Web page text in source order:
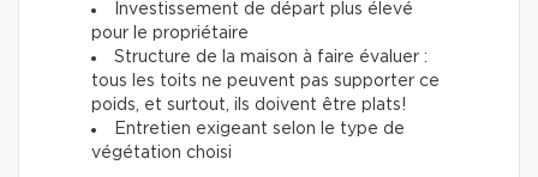
Investissement de départ plus élevé
pour le propriétaire
Structure de la maison à faire évaluer :
tous les toits ne peuvent pas supporter ce
poids, et surtout, ils doivent être plats!
Entretien exigeant selon le type de
végétation choisi